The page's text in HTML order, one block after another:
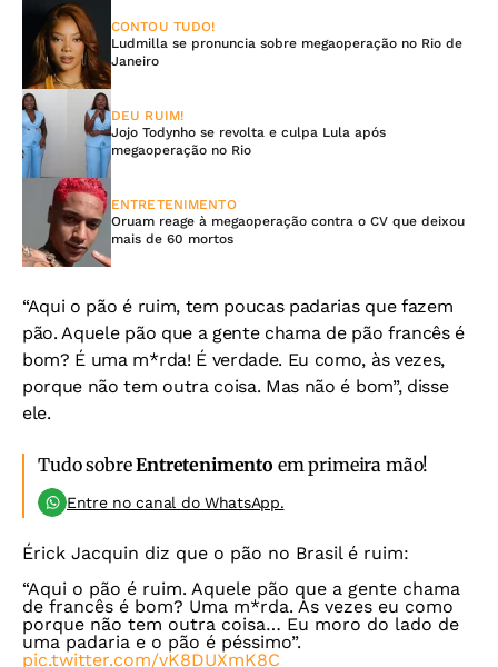
CONTOU TUDO!
Ludmilla se pronuncia sobre megaoperação no Rio de
Janeiro
DEU RUIM!
Jojo Todynho se revolta e culpa Lula após
megaoperação no Rio
ENTRETENIMENTO
Oruam reage à megaoperação contra o CV que deixou
mais de 60 mortos
“Aqui o pão é ruim, tem poucas padarias que fazem
pão. Aquele pão que a gente chama de pão francês é
bom? É uma m*rda! É verdade. Eu como, às vezes,
porque não tem outra coisa. Mas não é bom”, disse
ele.
Tudo sobreEntretenimento em primeira mão!
Entre no canal do WhatsApp.
Érick Jacquin diz que o pão no Brasil é ruim:
“Aqui o pão é ruim. Aquele pão que a gente chama
de francês é bom? Uma m*rda. Às vezes eu como
porque não tem outra coisa… Eu moro do lado de
uma padaria e o pão é péssimo”.
pic.twitter.com/vK8DUXmK8C